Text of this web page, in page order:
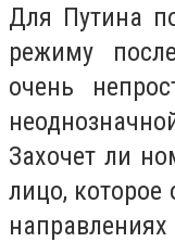
Для Путина
режиму
очень
Захочет ли
лицо, которое